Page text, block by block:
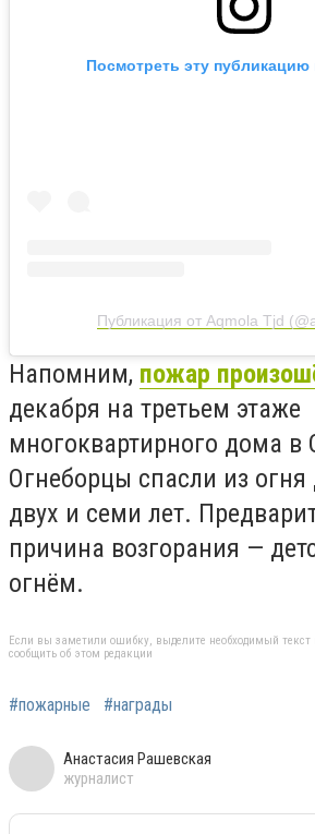
Посмотреть эту публикацию
Публикация от Aqmola Tjd
Напомним, пожар
декабря на третьем этаже
многоквартирного дома в
Огнеборцы спасли из огня
двух и семи лет.
причина возгорания —
огнём.
Если вы заметили ошибку, выделите необходимый
сообщить об этом редакции
#пожарные #награды
Анастасия Рашевская
журналист